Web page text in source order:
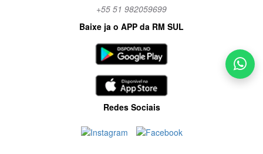
+55 51 982059699
Baixe ja o APP da RM SUL
Redes Sociais